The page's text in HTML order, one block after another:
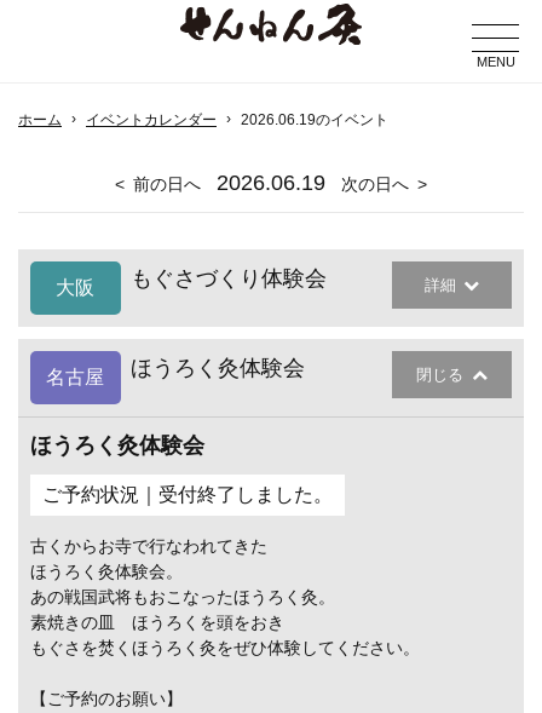
MENU
ホーム イベントカレンダー 2026.06.19のイベント
前の日へ 2026.06.19 次の日へ
大阪 もぐさづくり体験会 詳細
名古屋 ほうろく灸体験会 閉じる
ほうろく灸体験会
ご予約状況｜受付終了しました。
古くからお寺で行なわれてきた
ほうろく灸体験会。
あの戦国武将もおこなったほうろく灸。
素焼きの皿 ほうろくを頭をおき
もぐさを焚くほうろく灸をぜひ体験してください。
【ご予約のお願い】